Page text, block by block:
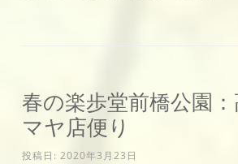
春の楽歩堂前橋公園
マヤ店便り
投稿日: 2020年3月23日